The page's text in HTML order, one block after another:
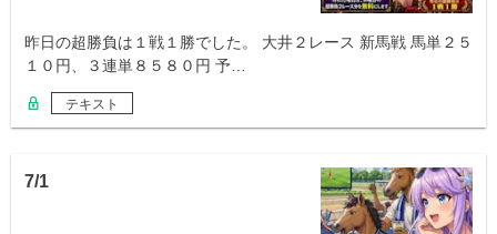
昨日の超勝負は１戦１勝でした。 大井２レース 新馬戦 馬単２５
１０円、３連単８５８０円 予…
テキスト
7/1